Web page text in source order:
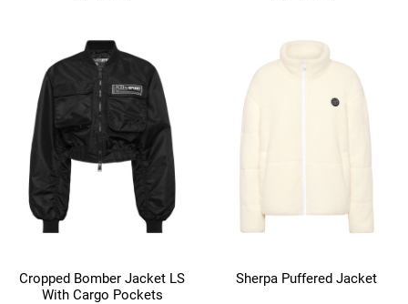
Cropped Bomber Jacket LS
With Cargo Pockets
Sherpa Puffered Jacket